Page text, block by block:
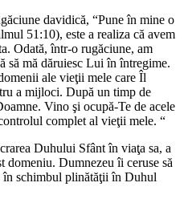
davidică, “Pune în mine o
51:10), este a realiza că avem
Odată, într-o rugăciune, am
să mă dăruiesc Lui în întregime.
ale vieţii mele care Îl
a mijloci. După un timp de
Vino şi ocupă-Te de acele
complet al vieţii mele. “
Duhului Sfânt în viaţa sa, a
Dumnezeu îi ceruse să
în schimbul plinătăţii în Duhul